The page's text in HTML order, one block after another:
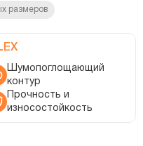
размеров
Шумопоглощающий
контур
Прочность и
износостойкость